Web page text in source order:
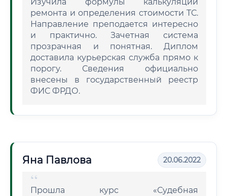
ремонта и определения стоимости ТС.
Направление преподается интересно
и практично. Зачетная система
прозрачная и понятная. Диплом
доставила курьерская служба прямо к
порогу. Сведения официально
внесены в государственный реестр
ФИС ФРДО.
Яна Павлова 20.06.2022
Прошла курс «Судебная